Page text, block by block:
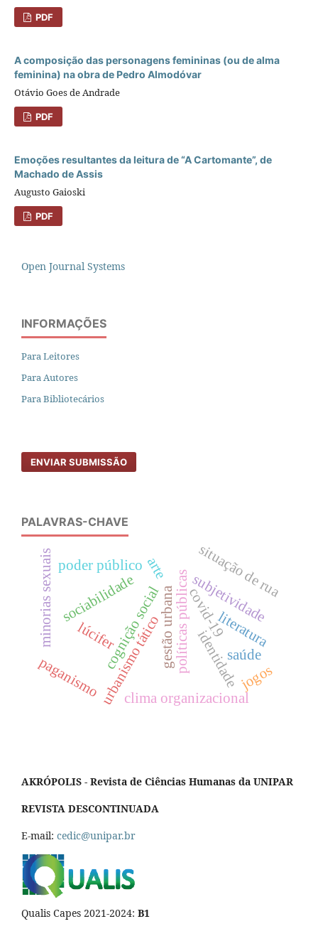
PDF
A composição das personagens femininas (ou de alma
feminina) na obra de Pedro Almodóvar
Otávio Goes de Andrade
PDF
Emoções resultantes da leitura de “A Cartomante”, de
Machado de Assis
Augusto Gaioski
PDF
Open Journal Systems
INFORMAÇÕES
Para Leitores
Para Autores
Para Bibliotecários
ENVIAR SUBMISSÃO
PALAVRAS-CHAVE
covid-19
sociabilidade políticas públicas
gestão urbana
urbanismo tático identidade
subjetividade
cognição social
clima organizacional
minorias sexuais poder público arte situação de rua
lúcifer
paganismo
literatura
saúde
jogos
AKRÓPOLIS - Revista de Ciências Humanas da UNIPAR
REVISTA DESCONTINUADA
E-mail: cedic@unipar.br
Qualis Capes 2021-2024: B1